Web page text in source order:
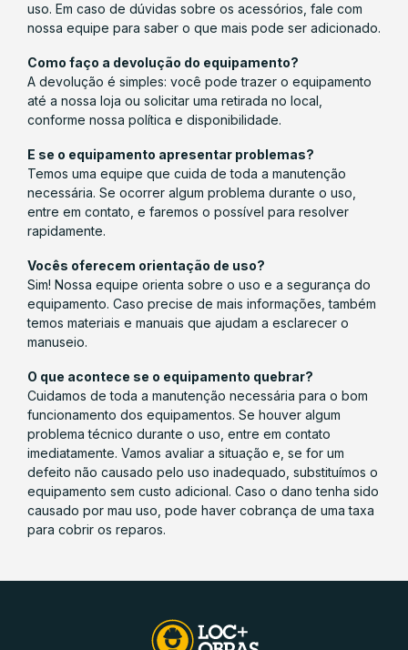
uso. Em caso de dúvidas sobre os acessórios, fale com
nossa equipe para saber o que mais pode ser adicionado.
Como faço a devolução do equipamento?
A devolução é simples: você pode trazer o equipamento
até a nossa loja ou solicitar uma retirada no local,
conforme nossa política e disponibilidade.
E se o equipamento apresentar problemas?
Temos uma equipe que cuida de toda a manutenção
necessária. Se ocorrer algum problema durante o uso,
entre em contato, e faremos o possível para resolver
rapidamente.
Vocês oferecem orientação de uso?
Sim! Nossa equipe orienta sobre o uso e a segurança do
equipamento. Caso precise de mais informações, também
temos materiais e manuais que ajudam a esclarecer o
manuseio.
O que acontece se o equipamento quebrar?
Cuidamos de toda a manutenção necessária para o bom
funcionamento dos equipamentos. Se houver algum
problema técnico durante o uso, entre em contato
imediatamente. Vamos avaliar a situação e, se for um
defeito não causado pelo uso inadequado, substituímos o
equipamento sem custo adicional. Caso o dano tenha sido
causado por mau uso, pode haver cobrança de uma taxa
para cobrir os reparos.